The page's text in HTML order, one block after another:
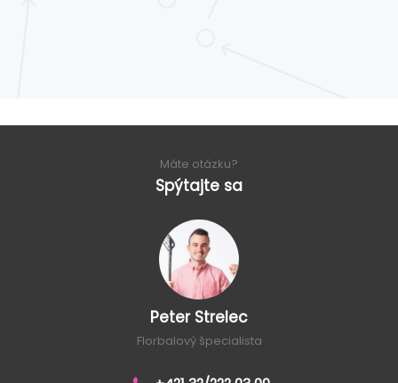
Máte otázku?
Spýtajte sa
Peter Strelec
Florbalový špecialista